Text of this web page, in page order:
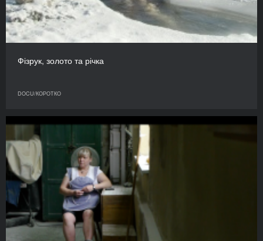
Фізрук, золото та річка
DOCU/КОРОТКО